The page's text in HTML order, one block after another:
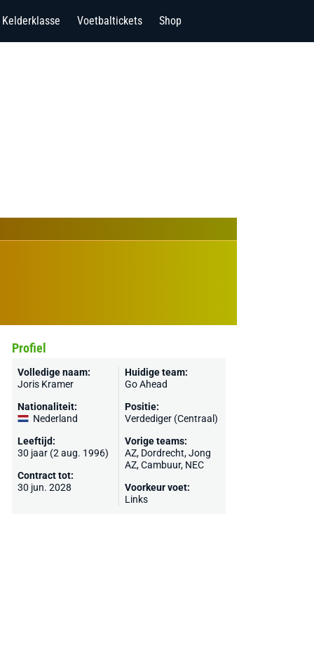
Kelderklasse Voetbaltickets Shop
Profiel
Volledige naam:
Joris Kramer
Nationaliteit:
Nederland
Leeftijd:
30 jaar (2 aug. 1996)
Contract tot:
30 jun. 2028
Huidige team:
Go Ahead
Positie:
Verdediger (Centraal)
Vorige teams:
AZ, Dordrecht,Jong
AZ,Cambuur, NEC
Voorkeur voet:
Links